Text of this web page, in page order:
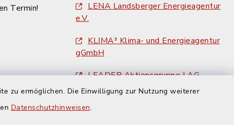
zu ermöglichen. Die Einwilligung zur Nutzung weiterer
Datenschutzhinweisen.
Termin!
LENA Landsberger Energieagentur
e.V.
KLIMA³ Klima- und Energieagentur
gGmbH
LEADER Aktionsgruppe LAG
Ammersee e. V.
Landkreis Landsberg am Lech